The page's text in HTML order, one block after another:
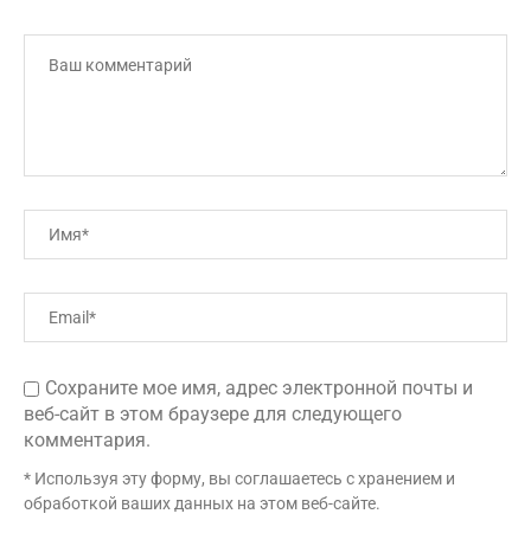
Сохраните мое имя, адрес электронной почты и
веб-сайт в этом браузере для следующего
комментария.
* Используя эту форму, вы соглашаетесь с хранением и
обработкой ваших данных на этом веб-сайте.